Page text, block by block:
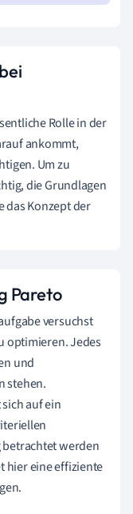
Rolle in der
ankommt,
Um zu
die Grundlagen
Konzept der
Pareto
versuchst
optimieren. Jedes
und
stehen.
auf ein
werden
hier eine effiziente